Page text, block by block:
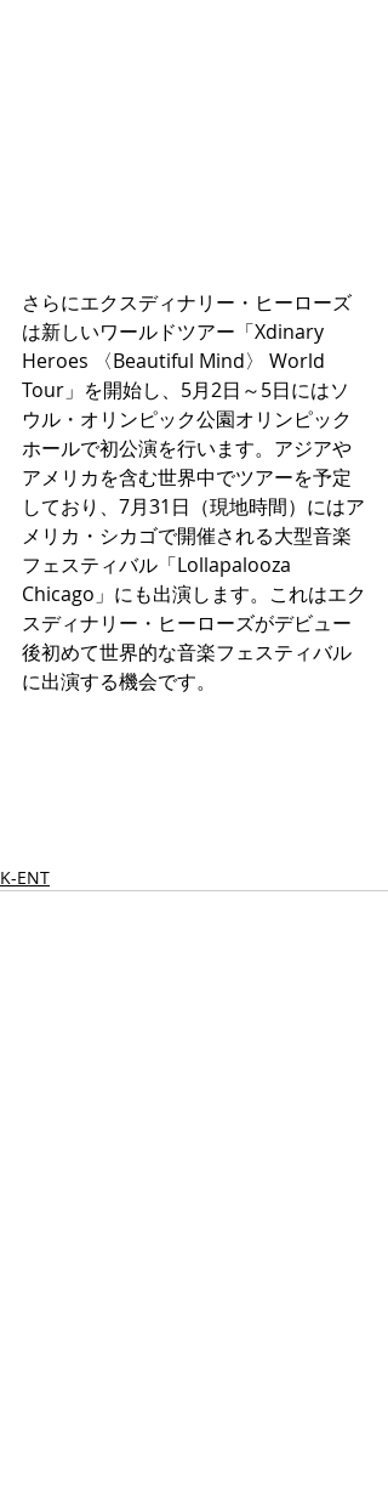
さらにエクスディナリー・ヒーローズ
は新しいワールドツアー「Xdinary
Heroes 〈Beautiful Mind〉 World
Tour」を開始し、5月2日～5日にはソ
ウル・オリンピック公園オリンピック
ホールで初公演を行います。アジアや
アメリカを含む世界中でツアーを予定
しており、7月31日（現地時間）にはア
メリカ・シカゴで開催される大型音楽
フェスティバル「Lollapalooza
Chicago」にも出演します。これはエク
スディナリー・ヒーローズがデビュー
後初めて世界的な音楽フェスティバル
に出演する機会です。
K-ENT